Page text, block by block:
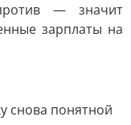
— значит
зарплаты на
снова понятной